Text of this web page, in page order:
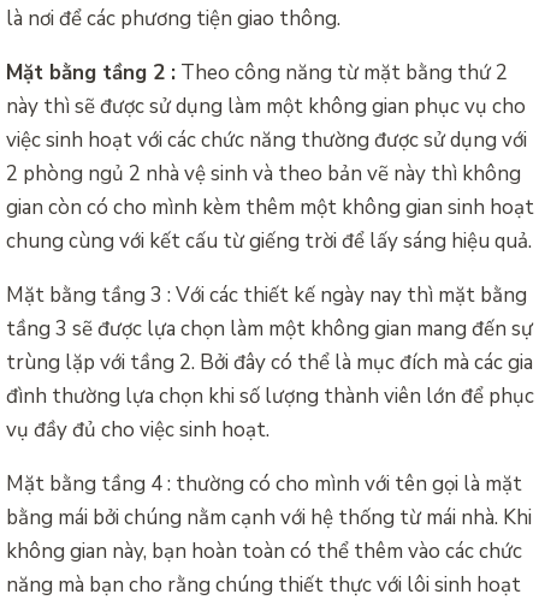
là nơi để các phương tiện giao thông.
Mặt bằng tầng 2 :Theo công năng từ mặt bằng thứ 2
này thì sẽ được sử dụng làm một không gian phục vụ cho
việc sinh hoạt với các chức năng thường được sử dụng với
2 phòng ngủ 2 nhà vệ sinh và theo bản vẽ này thì không
gian còn có cho mình kèm thêm một không gian sinh hoạt
chung cùng với kết cấu từ giếng trời để lấy sáng hiệu quả.
Mặt bằng tầng 3 : Với các thiết kế ngày nay thì mặt bằng
tầng 3 sẽ được lựa chọn làm một không gian mang đến sự
trùng lặp với tầng 2. Bởi đây có thể là mục đích mà các gia
đình thường lựa chọn khi số lượng thành viên lớn để phục
vụ đầy đủ cho việc sinh hoạt.
Mặt bằng tầng 4 : thường có cho mình với tên gọi là mặt
bằng mái bởi chúng nằm cạnh với hệ thống từ mái nhà. Khi
không gian này, bạn hoàn toàn có thể thêm vào các chức
năng mà bạn cho rằng chúng thiết thực với lôi sinh hoạt